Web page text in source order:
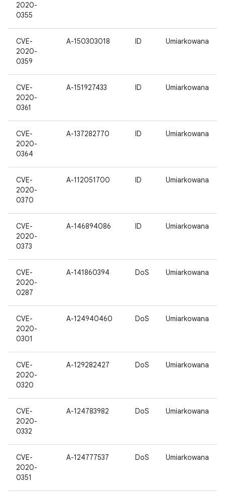
2020-
0355
CVE-
2020-
0359
A-150303018 ID Umiarkowana
CVE-
2020-
0361
A-151927433 ID Umiarkowana
CVE-
2020-
0364
A-137282770 ID Umiarkowana
CVE-
2020-
0370
A-112051700 ID Umiarkowana
CVE-
2020-
0373
A-146894086 ID Umiarkowana
CVE-
2020-
0287
A-141860394 DoS Umiarkowana
CVE-
2020-
0301
A-124940460 DoS Umiarkowana
CVE-
2020-
0320
A-129282427 DoS Umiarkowana
CVE-
2020-
0332
A-124783982 DoS Umiarkowana
CVE-
2020-
0351
A-124777537 DoS Umiarkowana